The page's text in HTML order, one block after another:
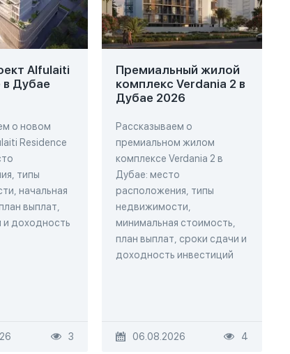
Alfulaiti
в Дубае
о новом
Residence
типы
начальная
выплат,
и доходность
3
Премиальный жилой
комплекс Verdania 2 в
Дубае 2026
Рассказываем о
премиальном жилом
комплексе Verdania 2 в
Дубае: место
расположения, типы
недвижимости,
минимальная стоимость,
план выплат, сроки сдачи и
доходность инвестиций
06.08.2026 4